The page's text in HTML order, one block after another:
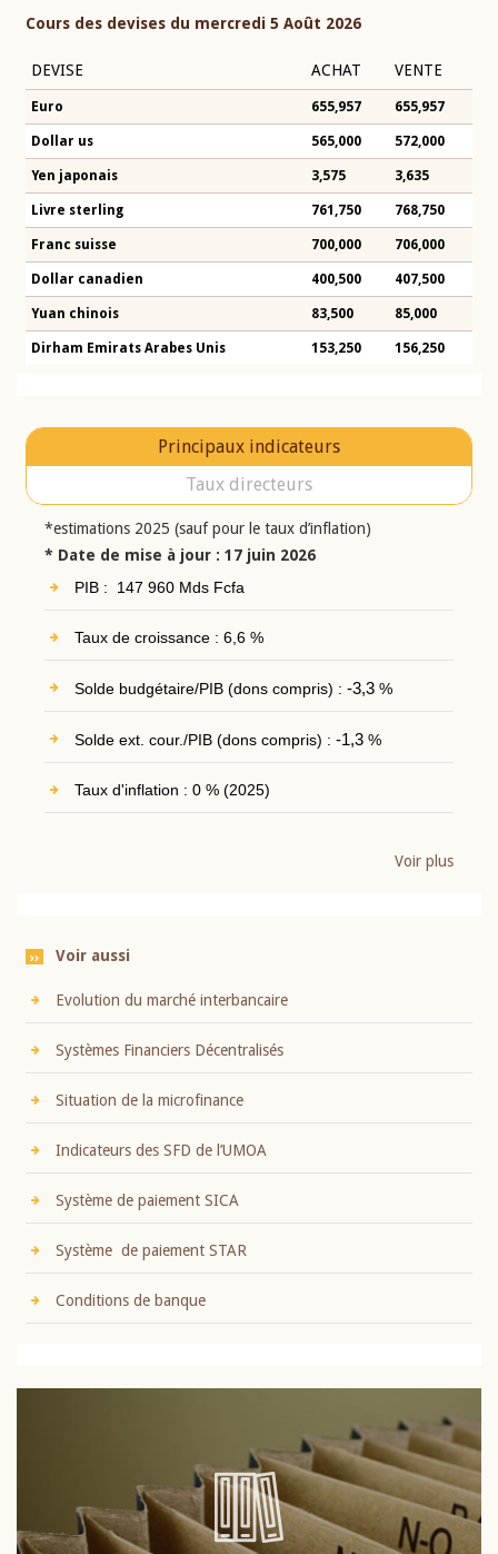
Cours des devises du mercredi 5 Août 2026
DEVISE ACHAT VENTE
Euro 655,957 655,957
Dollar us 565,000 572,000
Yen japonais 3,575 3,635
Livre sterling 761,750 768,750
Franc suisse 700,000 706,000
Dollar canadien 400,500 407,500
Yuan chinois 83,500 85,000
Dirham Emirats Arabes Unis 153,250 156,250
Principaux indicateurs
Taux directeurs
*estimations 2025 (sauf pour le taux d’inflation)
* Date de mise à jour : 17 juin 2026
PIB : 147 960 Mds Fcfa
Taux de croissance : 6,6 %
Solde budgétaire/PIB (dons compris) : -3,3%
Solde ext. cour./PIB (dons compris) : -1,3%
Taux d'inflation : 0 % (2025)
Voir plus
Voir aussi
Evolution du marché interbancaire
Systèmes Financiers Décentralisés
Situation de la microfinance
Indicateurs des SFD de l’UMOA
Système de paiement SICA
Système de paiement STAR
Conditions de banque